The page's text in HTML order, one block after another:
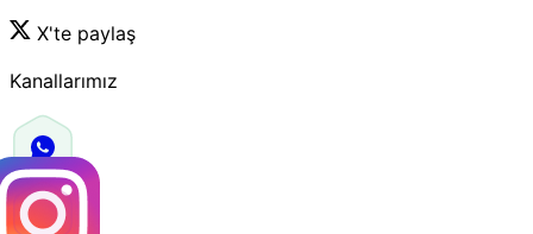
X'te paylaş
Kanallarımız